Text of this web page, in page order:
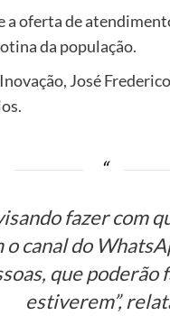
oferta de
da população.
José
fazer com
o canal do
que poderão
estiverem”,